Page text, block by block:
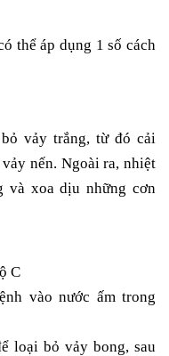
thể áp dụng 1 số cách
vảy trắng, từ đó cải
nến. Ngoài ra, nhiệt
và xoa dịu những cơn
C
vào nước ấm trong
loại bỏ vảy bong, sau